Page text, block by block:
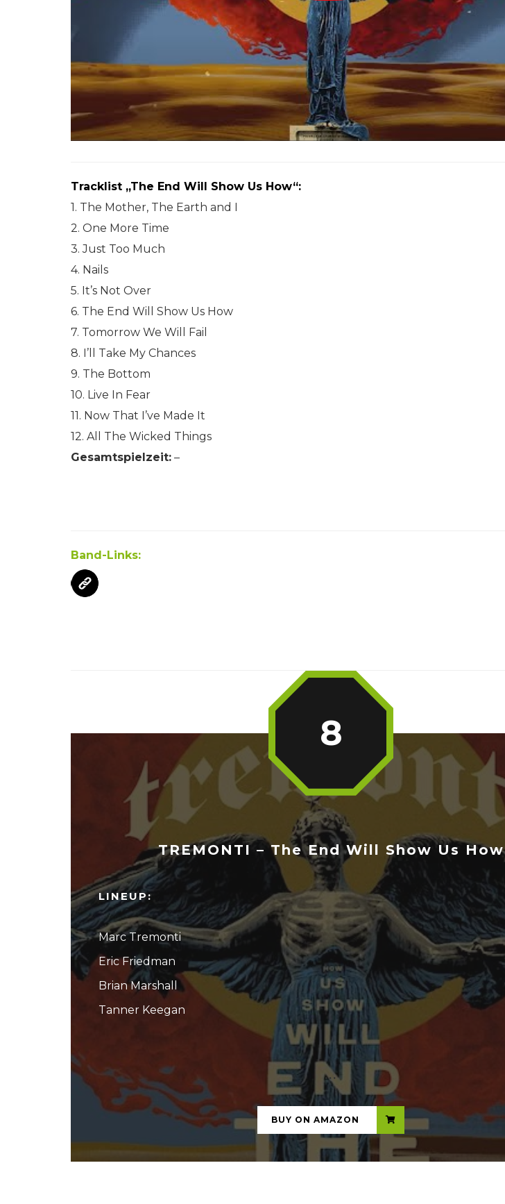
Tracklist „The End Will Show Us How“:
1. The Mother, The Earth and I
2. One More Time
3. Just Too Much
4. Nails
5. It’s Not Over
6. The End Will Show Us How
7. Tomorrow We Will Fail
8. I’ll Take My Chances
9. The Bottom
10. Live In Fear
11. Now That I’ve Made It
12. All The Wicked Things
Gesamtspielzeit: –
Band-Links:
TREMONTI – The End Will Show Us How
LINEUP:
Marc Tremonti
Eric Friedman
Brian Marshall
Tanner Keegan
8
...
BUY ON AMAZON